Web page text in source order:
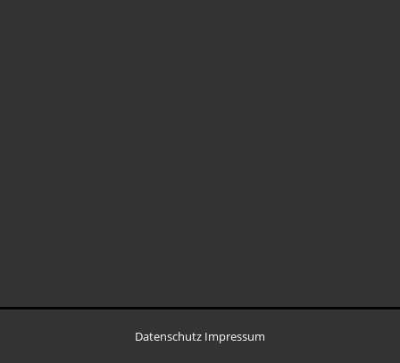
Datenschutz Impressum